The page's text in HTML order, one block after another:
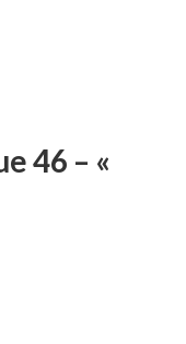
46 – «